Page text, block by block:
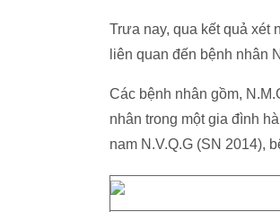
Trưa nay, qua kết quả xét
liên quan đến bệnh nhân
Các bệnh nhân gồm,
nhân trong một gia đình
nam N.V.Q.G (SN 2014),